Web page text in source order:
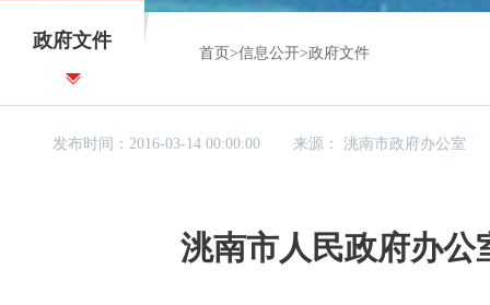
政府文件
首页 >信息公开>政府文件
发布时间：2016-03-14 00:00:00 来源：洮南市政府办公室
洮南市人民政府办公